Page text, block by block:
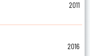
2011
2016